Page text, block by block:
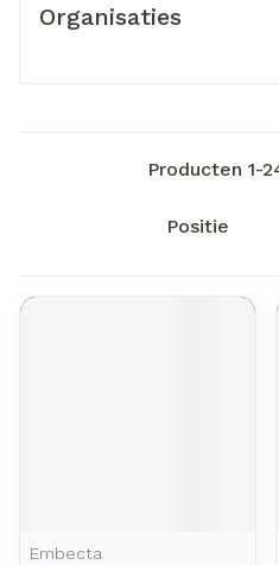
Organisaties
Producten 1-
Sorteer op:
Embecta